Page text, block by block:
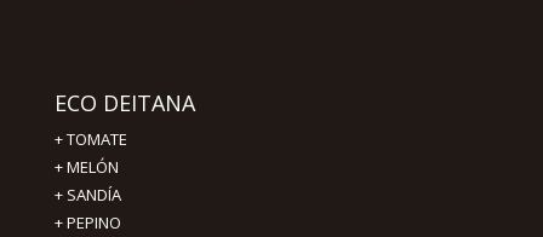
ECO DEITANA
+TOMATE
+MELÓN
+ SANDÍA
+PEPINO